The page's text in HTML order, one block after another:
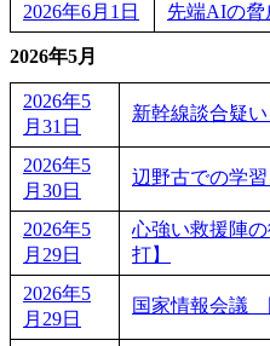
2026年6月1日
先端AIの
2026年5月
2026年5
月31日
新幹線談合疑
2026年5
月30日
辺野古での学
2026年5
月29日
心強い救援陣
打】
2026年5
月29日
国家情報会議